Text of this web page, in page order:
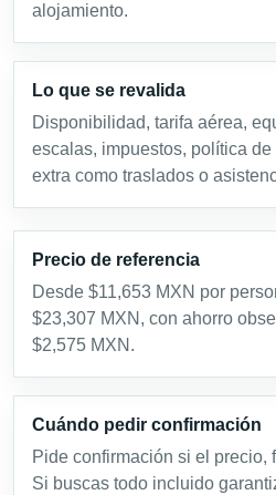
alojamiento.
Lo que se revalida
Disponibilidad, tarifa aérea,
escalas, impuestos, política
extra como traslados o
Precio de referencia
Desde $11,653 MXN por
$23,307 MXN, con ahorro
$2,575 MXN.
Cuándo pedir confirmación
Pide confirmación si el precio,
Si buscas todo incluido